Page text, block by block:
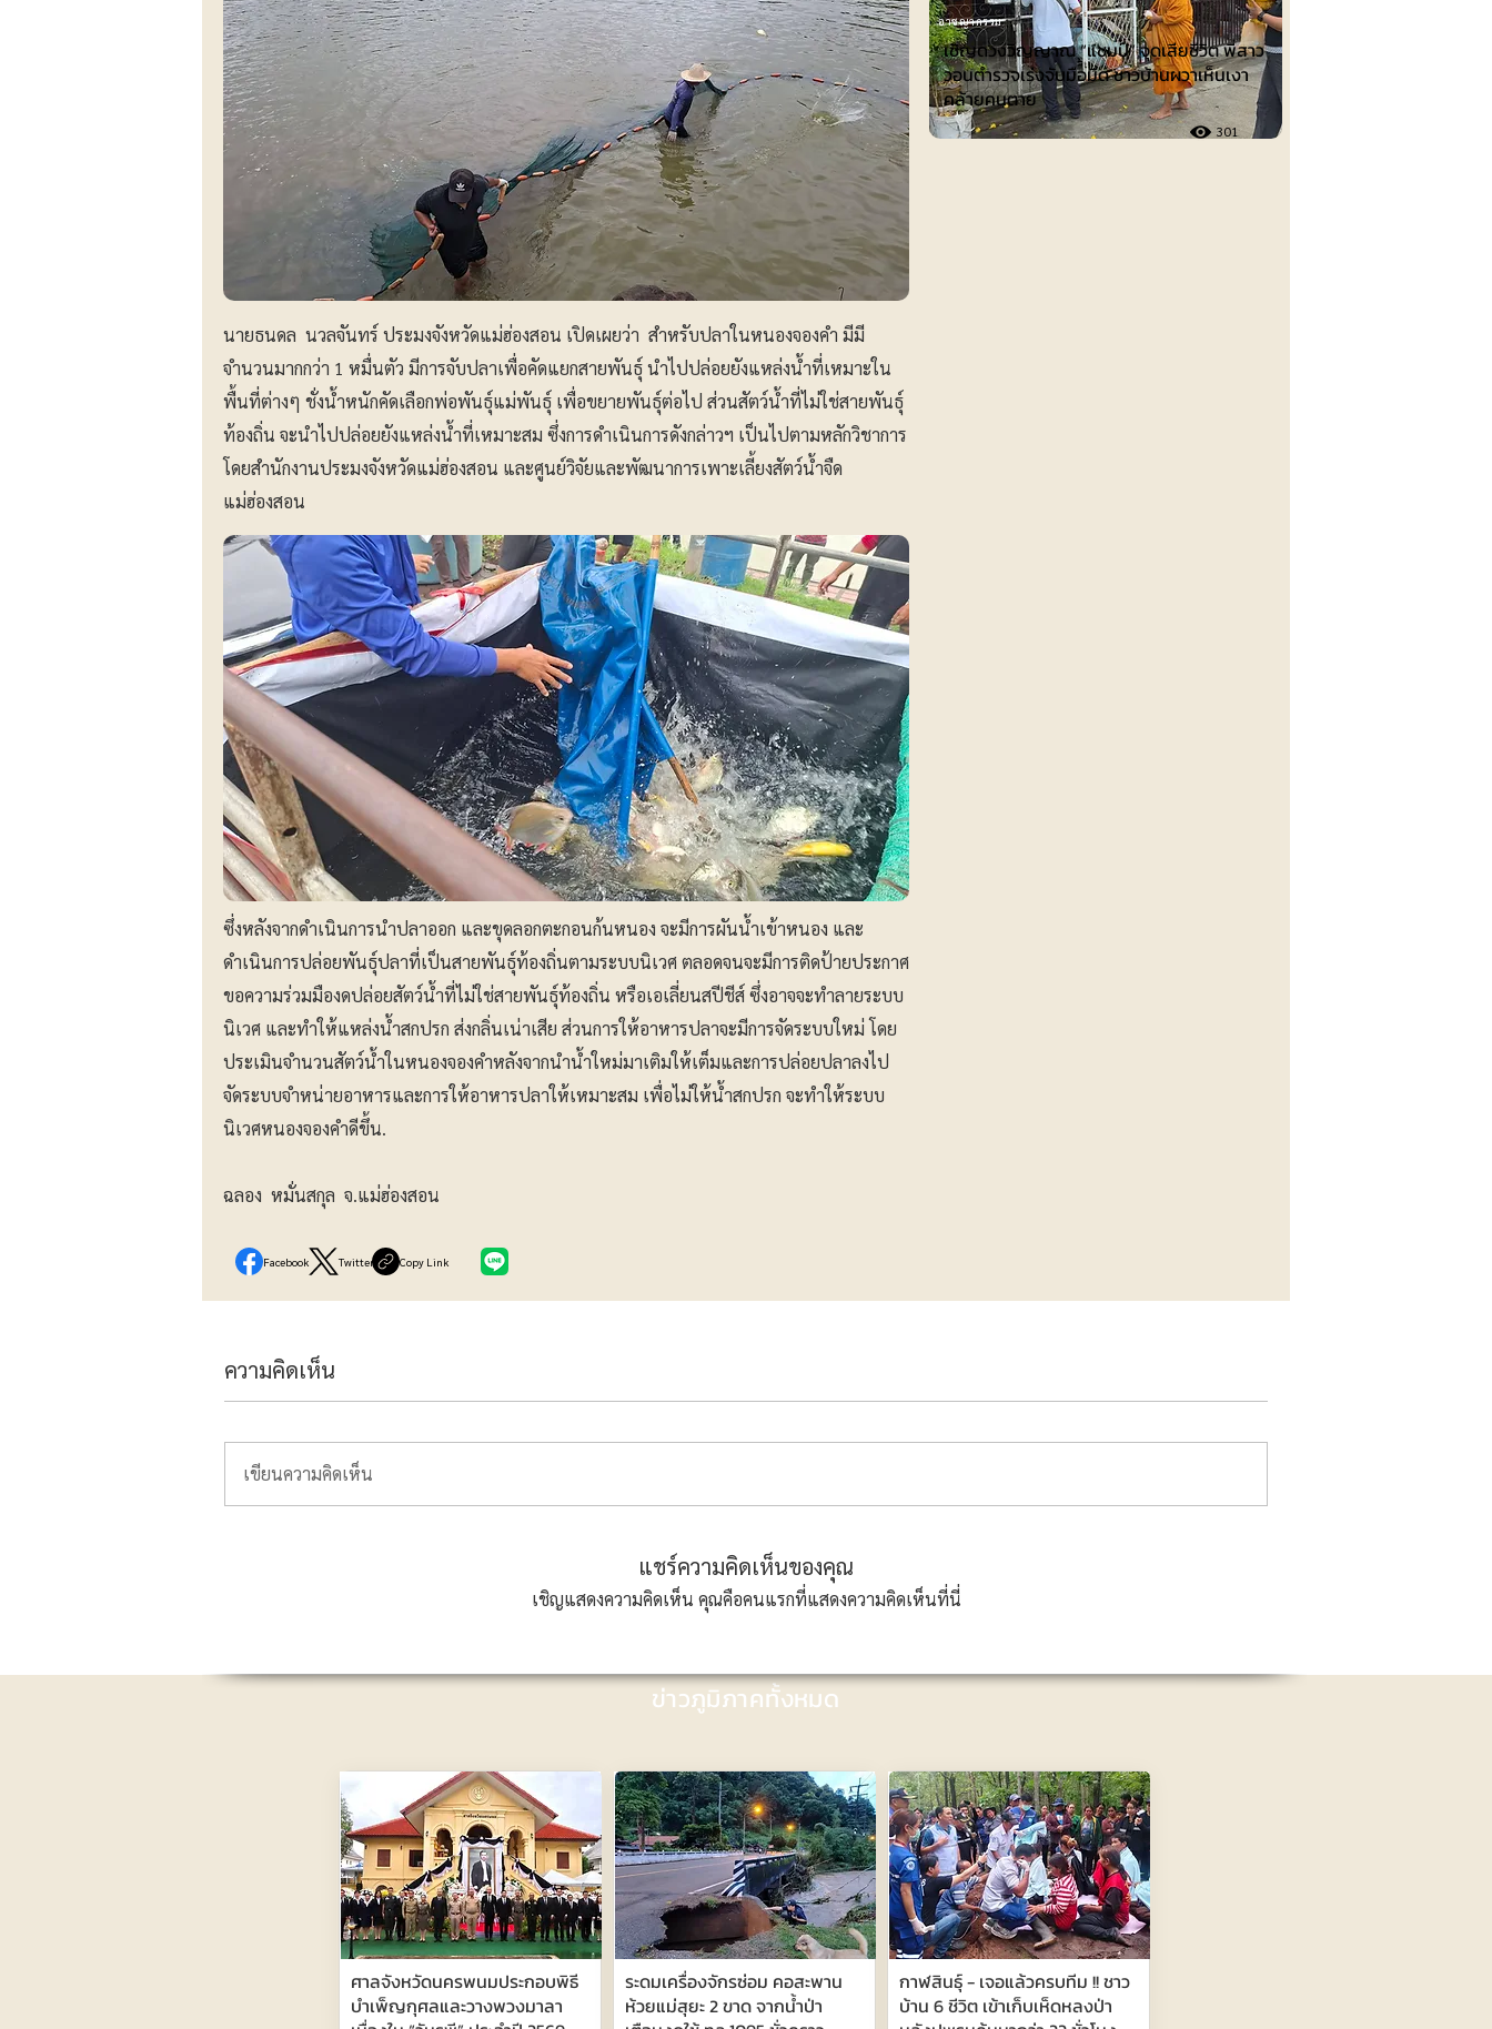
นายธนดล นวลจันทร์ ประมงจังหวัดแม่ฮ่องสอน เปิดเผยว่า สำหรับปลาในหนองจองคำ มีมี
จำนวนมากกว่า 1 หมื่นตัว มีการจับปลาเพื่อคัดแยกสายพันธุ์ นำไปปล่อยยังแหล่งน้ำที่เหมาะใน
พื้นที่ต่างๆ ชั่งน้ำหนักคัดเลือกพ่อพันธุ์แม่พันธุ์ เพื่อขยายพันธุ์ต่อไป ส่วนสัตว์น้ำที่ไม่ใช่สายพันธุ์
ท้องถิ่น จะนำไปปล่อยยังแหล่งน้ำที่เหมาะสม ซึ่งการดำเนินการดังกล่าวฯ เป็นไปตามหลักวิชาการ
โดยสำนักงานประมงจังหวัดแม่ฮ่องสอน และศูนย์วิจัยและพัฒนาการเพาะเลี้ยงสัตว์น้ำจืด
แม่ฮ่องสอน
ซึ่งหลังจากดำเนินการนำปลาออก และขุดลอกตะกอนก้นหนอง จะมีการผันน้ำเข้าหนอง และ
ดำเนินการปล่อยพันธุ์ปลาที่เป็นสายพันธุ์ท้องถิ่นตามระบบนิเวศ ตลอดจนจะมีการติดป้ายประกาศ
ขอความร่วมมืองดปล่อยสัตว์น้ำที่ไม่ใช่สายพันธุ์ท้องถิ่น หรือเอเลี่ยนสปีชีส์ ซึ่งอาจจะทำลายระบบ
นิเวศ และทำให้แหล่งน้ำสกปรก ส่งกลิ่นเน่าเสีย ส่วนการให้อาหารปลาจะมีการจัดระบบใหม่ โดย
ประเมินจำนวนสัตว์น้ำในหนองจองคำหลังจากนำน้ำใหม่มาเติมให้เต็มและการปล่อยปลาลงไป
จัดระบบจำหน่ายอาหารและการให้อาหารปลาให้เหมาะสม เพื่อไม่ให้น้ำสกปรก จะทำให้ระบบ
นิเวศหนองจองคำดีขึ้น.
ฉลอง หมั่นสกุล จ.แม่ฮ่องสอน
Facebook Twitter Copy Link
เชิญดวงวิญญาณ “แชมป์” จุดเสียชีวิต พี่สาว
วอนตำรวจเร่งจับมือมีด ชาวบ้านผวาเห็นเงา
คล้ายคนตาย
อาชญากรรม
301
ความคิดเห็น
เขียนความคิดเห็น
แชร์ความคิดเห็นของคุณ
เชิญแสดงความคิดเห็น คุณคือคนแรกที่แสดงความคิดเห็นที่นี่
ข่าวภูมิภาคทั้งหมด
ศาลจังหวัดนครพนมประกอบพิธี
บำเพ็ญกุศลและวางพวงมาลา
ระดมเครื่องจักรซ่อม คอสะพาน
ห้วยแม่สุยะ 2 ขาด จากน้ำป่า
กาฬสินธุ์ - เจอแล้วครบทีม !! ชาว
บ้าน 6 ชีวิต เข้าเก็บเห็ดหลงป่า